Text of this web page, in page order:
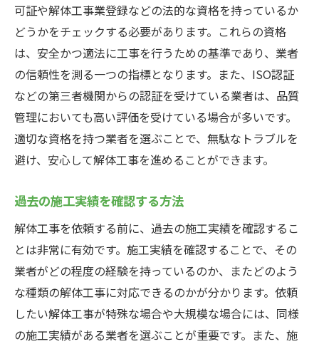
可証や解体工事業登録などの法的な資格を持っているか
どうかをチェックする必要があります。これらの資格
は、安全かつ適法に工事を行うための基準であり、業者
の信頼性を測る一つの指標となります。また、ISO認証
などの第三者機関からの認証を受けている業者は、品質
管理においても高い評価を受けている場合が多いです。
適切な資格を持つ業者を選ぶことで、無駄なトラブルを
避け、安心して解体工事を進めることができます。
過去の施工実績を確認する方法
解体工事を依頼する前に、過去の施工実績を確認するこ
とは非常に有効です。施工実績を確認することで、その
業者がどの程度の経験を持っているのか、またどのよう
な種類の解体工事に対応できるのかが分かります。依頼
したい解体工事が特殊な場合や大規模な場合には、同様
の施工実績がある業者を選ぶことが重要です。また、施